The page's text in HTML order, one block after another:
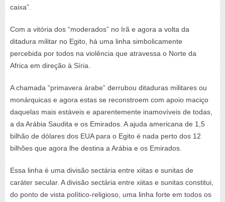
caixa”.
Com a vitória dos “moderados” no Irã e agora a volta da
ditadura militar no Egito, há uma linha simbolicamente
percebida por todos na violência que atravessa o Norte da
Africa em direção à Síria.
A chamada “primavera árabe” derrubou ditaduras militares ou
monárquicas e agora estas se reconstroem com apoio maciço
daquelas mais estáveis e aparentemente inamovíveis de todas,
a da Arábia Saudita e os Emirados. A ajuda americana de 1,5
bilhão de dólares dos EUA para o Egito é nada perto dos 12
bilhões que agora lhe destina a Arábia e os Emirados.
Essa linha é uma divisão sectária entre xiitas e sunitas de
caráter secular. A divisão sectária entre xiitas e sunitas constitui,
do ponto de vista político-religioso, uma linha forte em todos os